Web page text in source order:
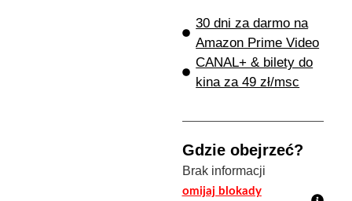
30 dni za darmo na
Amazon Prime Video
CANAL+ & bilety do
kina za 49 zł/msc
Gdzie obejrzeć?
Brak informacji
omijaj blokady